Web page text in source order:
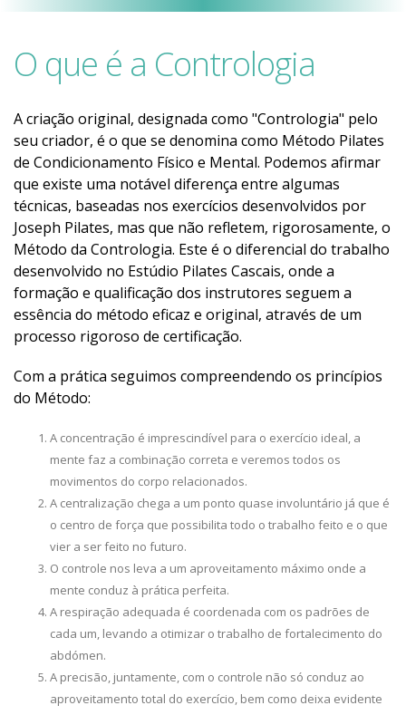
O que é a Contrologia
A criação original, designada como "Contrologia" pelo
seu criador, é o que se denomina como Método Pilates
de Condicionamento Físico e Mental. Podemos afirmar
que existe uma notável diferença entre algumas
técnicas, baseadas nos exercícios desenvolvidos por
Joseph Pilates, mas que não refletem, rigorosamente, o
Método da Contrologia. Este é o diferencial do trabalho
desenvolvido no Estúdio Pilates Cascais, onde a
formação e qualificação dos instrutores seguem a
essência do método eficaz e original, através de um
processo rigoroso de certificação.
Com a prática seguimos compreendendo os princípios
do Método:
A concentração é imprescindível para o exercício ideal, a
mente faz a combinação correta e veremos todos os
movimentos do corpo relacionados.
A centralização chega a um ponto quase involuntário já que é
o centro de força que possibilita todo o trabalho feito e o que
vier a ser feito no futuro.
O controle nos leva a um aproveitamento máximo onde a
mente conduz à prática perfeita.
A respiração adequada é coordenada com os padrões de
cada um, levando a otimizar o trabalho de fortalecimento do
abdómen.
A precisão, juntamente, com o controle não só conduz ao
aproveitamento total do exercício, bem como deixa evidente